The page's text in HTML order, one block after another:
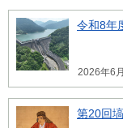
令和8年
2026年6
第20回